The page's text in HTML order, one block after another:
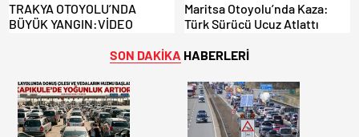
TRAKYA OTOYOLU’NDA
BÜYÜK YANGIN:VİDEO
Maritsa Otoyolu’nda Kaza:
Türk Sürücü Ucuz Atlattı
SON DAKİKA HABERLERİ